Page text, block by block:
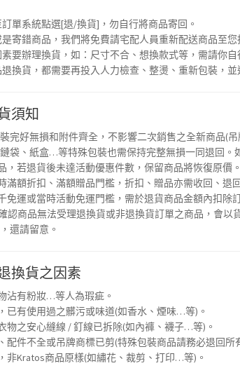
單系統點選[退/換貨]，勿自行將商品寄回。
寄錯商品，我們將免費請宅配人員重新配送商品至您
要辦理換貨，如：尺寸不合、想換款式等，需請你
換貨，都需要再投入人力檢查、整燙、重新包裝，
須知
完好無損和附件齊全，不影響二次銷售之全新商品(
袋、紙盒…等特殊包裝也需保持完整無損一同退回。
，若退貨後未達活動優惠件數，保留商品將恢復原價。
滿額折扣、滿額贈品門檻，折扣、贈品亦需收回、退
免運或當時活動免運門檻，需於退貨商品金額內扣除
認商品無法受理退換貨或非退換貨訂單之商品，會以
還請留意。
換貨之因素
沾有粉妝…等人為瑕疵。
已有使用過之髒污或味道(如香水、煙味…等)。
物之安心縫線 / 釘線已拆除(如內褲、襪子…等)。
配件不全或吊牌商標已剪(特殊包裝商品請務必退回所
非Kratos商品原樣(如繡花、裁剪、打印…等)。